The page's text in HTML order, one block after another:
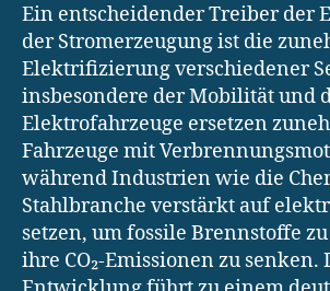
Ein entscheidender Treiber der
der Stromerzeugung ist die
Elektrifizierung verschiedener
insbesondere der Mobilität und
Elektrofahrzeuge ersetzen
Fahrzeuge mit
während Industrien wie die
Stahlbranche verstärkt auf
setzen, um fossile Brennstoffe
ihre CO₂-Emissionen zu senken.